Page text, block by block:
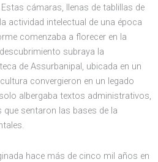
cámaras, llenas de tablillas de
actividad intelectual de una época
comenzaba a florecer en la
subraya la
de Assurbanipal, ubicada en un
convergieron en un legado
albergaba textos administrativos,
sentaron las bases de la
hace más de cinco mil años en